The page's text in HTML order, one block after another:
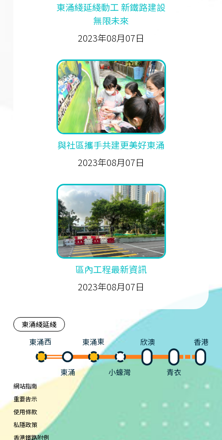
東涌綫延綫動工 新鐵路建設
無限未來
2023年08月07日
與社區攜手共建更美好東涌
2023年08月07日
區內工程最新資訊
2023年08月07日
東涌綫延綫
東涌
東涌東
東涌西 欣澳
青衣
香港
小蠔灣
網站指南
重要告示
使用條款
私隱政策
香港鐵路附例